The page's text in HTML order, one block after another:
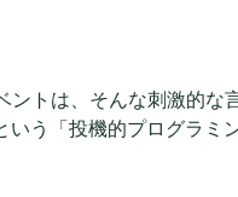
トは、そんな刺激的な
う「投機的プログラミ